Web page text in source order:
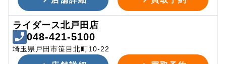
ライダース北戸田店
048-421-5100
埼玉県戸田市笹目北町10-22